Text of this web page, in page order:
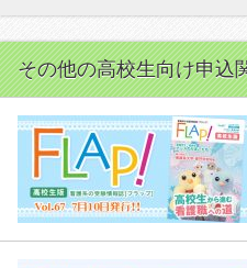
その他の高校生向け申込